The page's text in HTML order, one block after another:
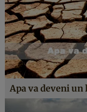
Apa va deveni